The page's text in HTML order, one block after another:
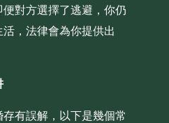
對方選擇了逃避，你仍
，法律會為你提供出
有誤解，以下是幾個常